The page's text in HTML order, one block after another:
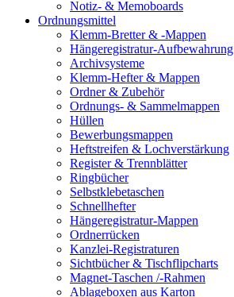
Notiz- & Memoboards
Ordnungsmittel
Klemm-Bretter & -Mappen
Hängeregistratur-Aufbewahrung
Archivsysteme
Klemm-Hefter & Mappen
Ordner & Zubehör
Ordnungs- & Sammelmappen
Hüllen
Bewerbungsmappen
Heftstreifen & Lochverstärkung
Register & Trennblätter
Ringbücher
Selbstklebetaschen
Schnellhefter
Hängeregistratur-Mappen
Ordnerrücken
Kanzlei-Registraturen
Sichtbücher & Tischflipcharts
Magnet-Taschen /-Rahmen
Ablageboxen aus Karton